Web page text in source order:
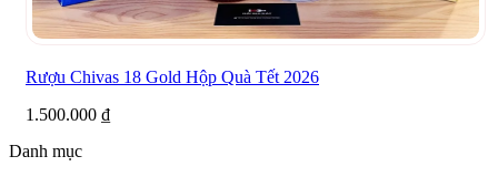
Rượu Chivas 18 Gold Hộp Quà Tết 2026
1.500.000 ₫
Danh mục